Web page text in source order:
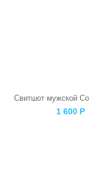
1 600 Р